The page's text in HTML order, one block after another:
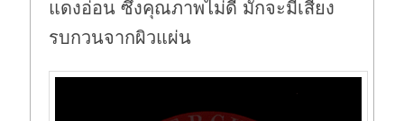
แดงอ่อน ซึ่งคุณภาพไม่ดี มักจะมีเสียง
รบกวนจากผิวแผ่น